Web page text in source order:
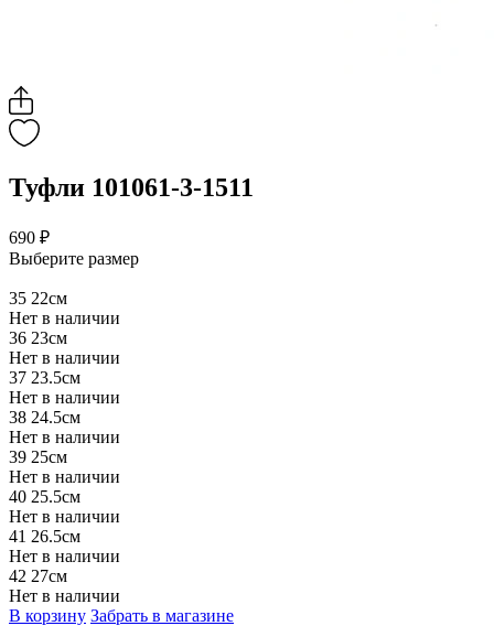
Туфли 101061-3-1511
690 ₽
Выберите размер
35 22см
Нет в наличии
36 23см
Нет в наличии
37 23.5см
Нет в наличии
38 24.5см
Нет в наличии
39 25см
Нет в наличии
40 25.5см
Нет в наличии
41 26.5см
Нет в наличии
42 27см
Нет в наличии
В корзину Забрать в магазине